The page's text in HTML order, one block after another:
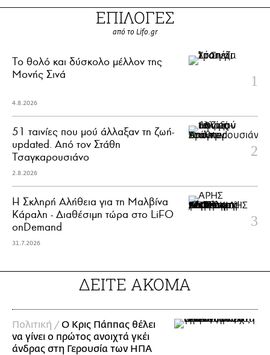
ΕΠΙΛΟΓΕΣ
από το Lifo.gr
Το θολό και δύσκολο μέλλον της
Μονής Σινά
4.8.2026
51 ταινίες που μού άλλαξαν τη ζωή-
updated. Aπό τον Στάθη
Τσαγκαρουσιάνο
2.8.2026
Η Σκληρή Αλήθεια για τη Μαλβίνα
Κάραλη - Διαθέσιμη τώρα στo LiFO
onDemand
31.7.2026
ΔΕΙΤΕ ΑΚΟΜΑ
Πολιτική /Ο Κρις Πάππας θέλει
να γίνει ο πρώτος ανοιχτά γκέι
άνδρας στη Γερουσία των ΗΠΑ